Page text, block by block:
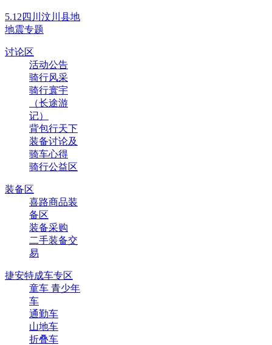
5.12四川汶川县地
地震专题
讨论区
活动公告
骑行风采
骑行寰宇
（长途游
记）
背包行天下
装备讨论及
骑车心得
骑行公益区
装备区
喜路商品装
备区
装备采购
二手装备交
易
捷安特成车专区
童车 青少年
车
通勤车
山地车
折叠车